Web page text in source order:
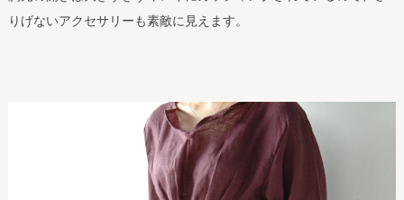
りげないアクセサリーも素敵に見えます。